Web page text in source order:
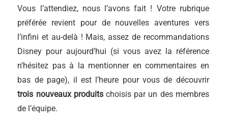
Vous l’attendiez, nous l’avons fait ! Votre rubrique
préférée revient pour de nouvelles aventures vers
l’infini et au-delà ! Mais, assez de recommandations
Disney pour aujourd’hui (si vous avez la référence
n’hésitez pas à la mentionner en commentaires en
bas de page), il est l’heure pour vous de découvrir
trois nouveaux produitschoisis par un des membres
de l’équipe.